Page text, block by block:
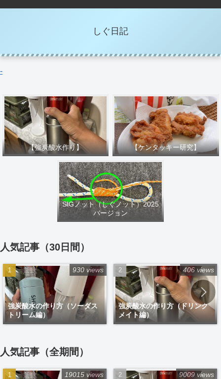
しぐ日記
-
【強炭酸水作り】 【ケンタッキー研究】
SIGノット（しぐノット）2025
バージョン
人気記事（30日間）
強炭酸水の作り方（ソーダス
トリーム編）
930 views
強炭酸水の作り方（ドリンク
メイト編）
406 views
人気記事（全期間）
19015 views 9009 views